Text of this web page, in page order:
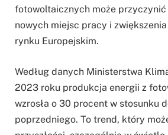
fotowoltaicznych może przyczynić
nowych miejsc pracy i
rynku Europejskim.
Według danych Ministerstwa
2023 roku produkcja energii z
wzrosła o 30 procent w stosunku
poprzedniego. To trend, który